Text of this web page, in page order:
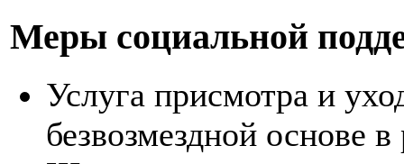
Меры социальной
Услуга присмотра и
безвозмездной основе